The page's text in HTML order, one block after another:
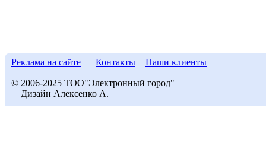
Реклама на сайте Контакты Наши клиенты
© 2006-2025 ТОО"Электронный город"
Дизайн Алексенко А.